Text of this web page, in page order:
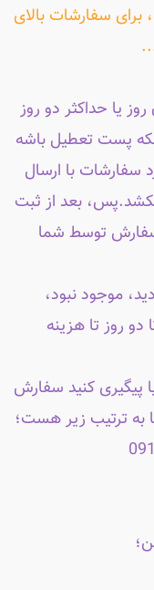
برای سفارشات بالای
یا حداکثر دو روز
پست تعطیل باشه
سفارشات با ارسال
بعد از ثبت
سفارش توسط شما
موجود نبود،
روز تا هزینه
پیگیری کنید سفارش
به ترتیب زیر هست؛